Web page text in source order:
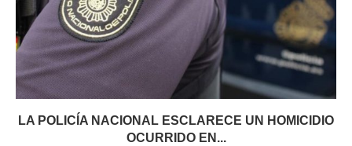
LA POLICÍA NACIONAL ESCLARECE UN HOMICIDIO
OCURRIDO EN...